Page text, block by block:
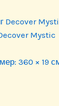
Mystic
360 × 19